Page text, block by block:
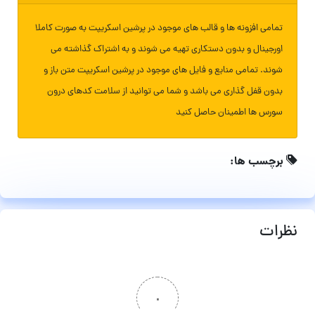
تمامی افزونه ها و قالب های موجود در پرشین اسکریپت به صورت کاملا
اورجینال و بدون دستکاری تهیه می شوند و به اشتراک گذاشته می
شوند. تمامی منابع و فایل های موجود در پرشین اسکریپت متن باز و
بدون قفل گذاری می باشد و شما می توانید از سلامت کدهای درون
سورس ها اطمینان حاصل کنید
برچسب ها:
نظرات
۰